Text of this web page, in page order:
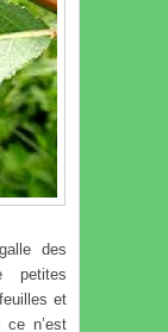
des
petites
et
ce n’est